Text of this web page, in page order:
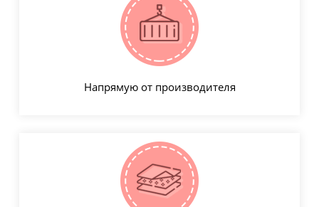
Напрямую от производителя